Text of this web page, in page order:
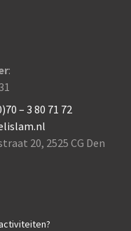
:
– 3 80 71 72
20, 2525 CG Den